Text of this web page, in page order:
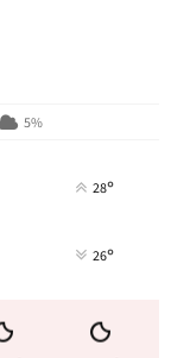
5%
28°
26°